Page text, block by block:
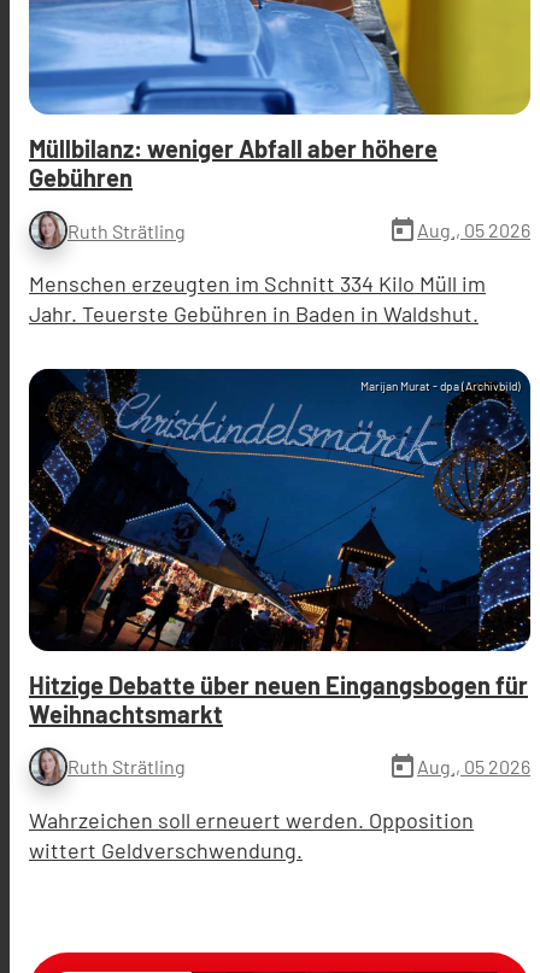
Müllbilanz: weniger Abfall aber höhere
Gebühren
Ruth Strätling today Aug., 05 2026
Menschen erzeugten im Schnitt 334 Kilo Müll im
Jahr. Teuerste Gebühren in Baden in Waldshut.
Marijan Murat - dpa (Archivbild)
Hitzige Debatte über neuen Eingangsbogen für
Weihnachtsmarkt
Ruth Strätling today Aug., 05 2026
Wahrzeichen soll erneuert werden. Opposition
wittert Geldverschwendung.